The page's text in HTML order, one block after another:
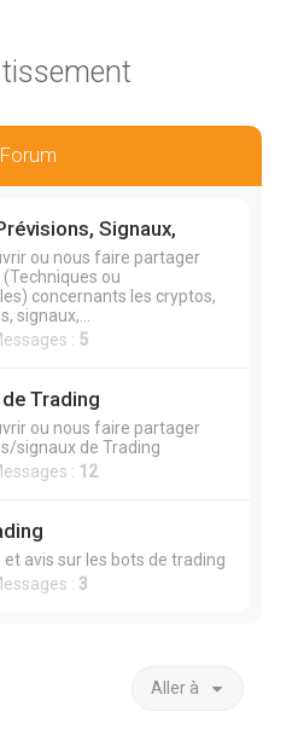
c
Forum
Signaux,
ou nous faire partager
ou
concernants les cryptos,
signaux,...
: 5
Trading
ou nous faire partager
signaux de Trading
: 12
avis sur les bots de trading
: 3
Aller à